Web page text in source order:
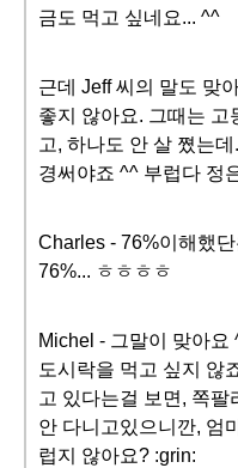
금도 먹고 싶네요... ^^
근데 Jeff 씨의 말도 맞
좋지 않아요. 그때는 고
고, 하나도 안 살 쪘는
경써야죠 ^^ 부럽다 정
Charles - 76%이해했
76%... ㅎㅎㅎㅎ
Michel - 그말이 맞아
도시락을 먹고 싶지 않
고 있다는걸 보면, 쪽팔
안 다니고있으니깐, 엄
럽지 않아요? :grin: